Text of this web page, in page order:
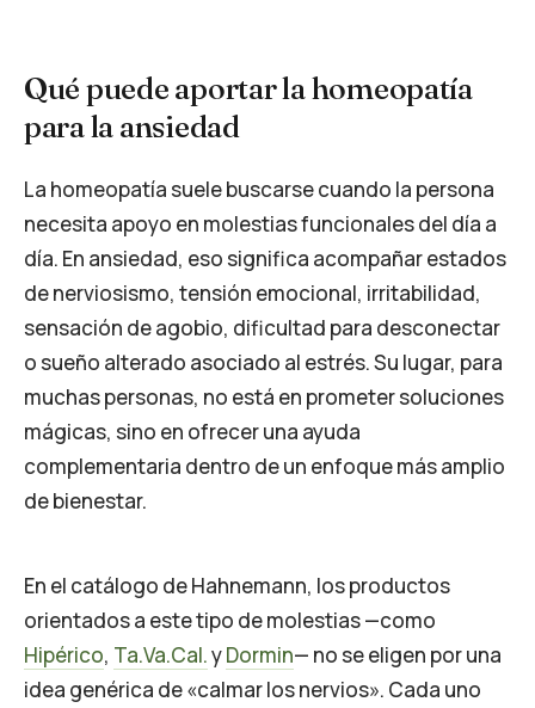
Qué puede aportar la homeopatía
para la ansiedad
La homeopatía suele buscarse cuando la persona
necesita apoyo en molestias funcionales del día a
día. En ansiedad, eso significa acompañar estados
de nerviosismo, tensión emocional, irritabilidad,
sensación de agobio, dificultad para desconectar
o sueño alterado asociado al estrés. Su lugar, para
muchas personas, no está en prometer soluciones
mágicas, sino en ofrecer una ayuda
complementaria dentro de un enfoque más amplio
de bienestar.
En el catálogo de Hahnemann, los productos
orientados a este tipo de molestias —como
Hipérico, Ta.Va.Cal.yDormin— no se eligen por una
idea genérica de «calmar los nervios». Cada uno